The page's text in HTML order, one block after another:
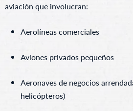
aviación que involucran:
Aerolíneas comerciales
Aviones privados pequeños
Aeronaves de negocios
helicópteros)